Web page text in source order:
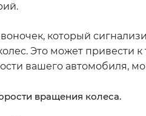
который
Это может привести к
вашего автомобиля,
вращения колеса.